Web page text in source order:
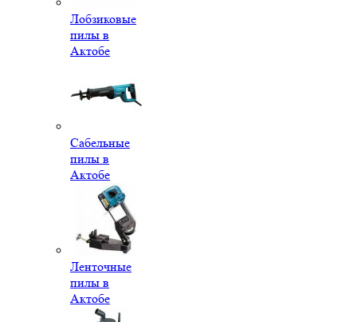
Лобзиковые
пилы в
Актобе
Сабельные
пилы в
Актобе
Ленточные
пилы в
Актобе